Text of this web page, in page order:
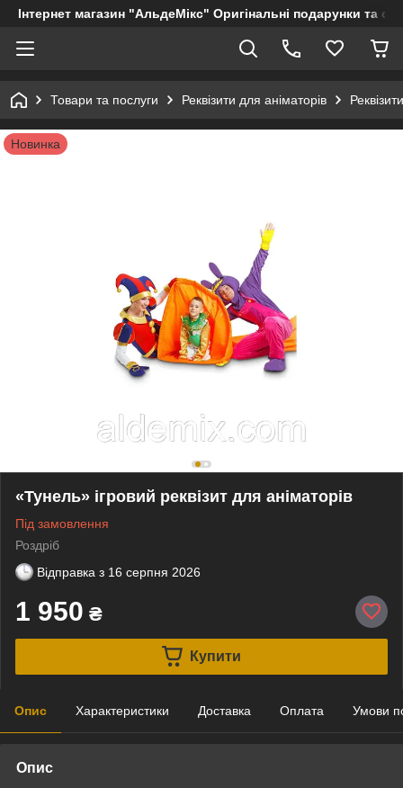
Інтернет магазин "АльдеМікс" Оригінальні подарунки та
Товари та послуги Реквізити для аніматорів
Новинка
«Тунель» ігровий реквізит для аніматорів
Під замовлення
Роздріб
Відправка з 16 серпня 2026
1 950 ₴
Купити
Опис Характеристики Доставка Оплата Умови
Опис